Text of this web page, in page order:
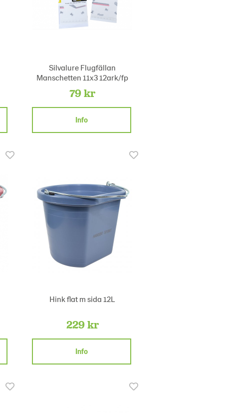
Silvalure Flugfällan
Manschetten 11x3 12ark/fp
79 kr
Info
Hink flat m sida 12L
229 kr
Info